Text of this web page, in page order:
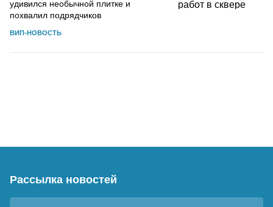
удивился необычной плитке и
похвалил подрядчиков
ВИП-НОВОСТЬ
Рассылка новостей